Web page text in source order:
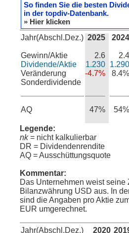
So finden Sie die besten
in der topdiv-Datenbank.
» Hier klicken
Jahr(Abschl.Dez.)
Gewinn/Aktie
Dividende/Aktie
Veränderung
Sonderdividende
AQ
2025
2.6
1.230
-4.7%
47%
2024
2.4
1.290
8.4%
54%
Legende:
nk= nicht kalkulierbar
DR = Dividendenrendite
AQ = Ausschüttungsquote
Kommentar:
Das Unternehmen weist seine
Bilanzwährung USD aus. In
sind die Angaben pro Aktie
EUR umgerechnet.
Jahr(Abschl.Dez.) 2020